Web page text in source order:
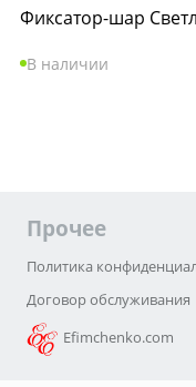
Фиксатор-шар
В наличии
Прочее
Политика
Договор обслуживания
Efimchenko.com